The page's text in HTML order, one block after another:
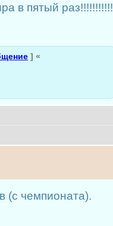
в пятый
] «
(с чемпионата).